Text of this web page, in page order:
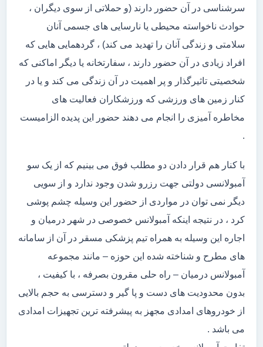
سرشناسی در آن حضور دارند (و حملاتی از سوی دیگران ،
حوادث ناخواسته محیطی یا نارسایی های جسمی آنان
سلامتی و زندگی آنان را تهدید می کند) ، گردهمایی هایی که
افراد زیادی در آن حضور دارند ، سفارتخانه یا دیگر اماکنی که
شخصیتی تاثیرگذار و پر اهمیت در آن زندگی می کند و یا در
کنار زمین های ورزشی که ورزشکاران فعالیت های
مخاطره آمیزی را انجام می دهند حضور این پدیده الزامیست
.
با کنار هم قرار دادن دو مطلب فوق می بینیم که از یک سو
آمبولانسی دولتی جهت رزرو شدن وجود ندارد و از سویی
دیگر نمی توان در مواردی از حضور این وسیله چشم پوشی
کرد ، در نتیجه اینکه آمبولانس خصوصی در شهر درمیان و
اجاره این وسیله به همراه تیم پزشکی مسقر در آن از سامانه
های مطرح و شناخته شده این حوزه – مانند مجموعه
آمبولانس درمیان – راه حلی مقرون بصرفه ، با کیفیت ،
بدون محدودیت های دست و پا گیر و دسترسی به حجم بالایی
از خودروهای امدادی مجهز به پیشرفته ترین تجهیزات امدادی
می باشد .